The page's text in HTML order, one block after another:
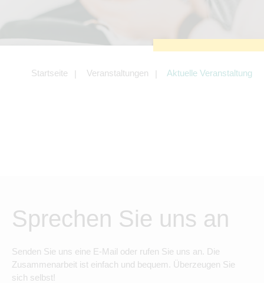
Startseite Veranstaltungen Aktuelle Veranstaltung
Sprechen Sie uns an
Senden Sie uns eine E-Mail oder rufen Sie uns an. Die
Zusammenarbeit ist einfach und bequem. Überzeugen Sie
sich selbst!
zu Social-Media-Angeboten von z.B.
Facebook und LinkedIn.
Diese Cookies sind erforderlich, um z.B.